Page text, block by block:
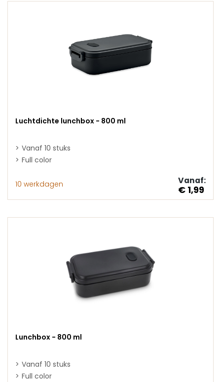
Luchtdichte lunchbox - 800 ml
Vanaf 10 stuks
Full color
10 werkdagen Vanaf:
€ 1,99
Lunchbox - 800 ml
Vanaf 10 stuks
Full color